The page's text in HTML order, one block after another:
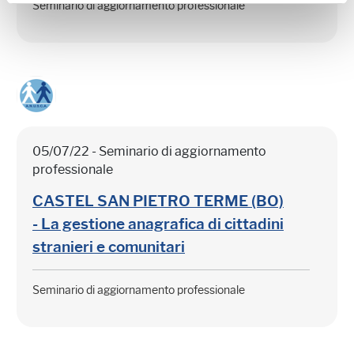
Seminario di aggiornamento professionale
05/07/22 - Seminario di aggiornamento
professionale
CASTEL SAN PIETRO TERME (BO)
- La gestione anagrafica di cittadini
stranieri e comunitari
Seminario di aggiornamento professionale